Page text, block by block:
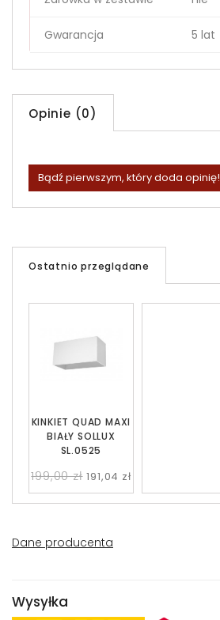
Gwarancja 5 lat
Opinie (0)
Bądź pierwszym, który doda opinię!
Ostatnio przeglądane
KINKIET QUAD MAXI
BIAŁY SOLLUX
SL.0525
199,00 zł 191,04 zł
Dane producenta
Wysyłka